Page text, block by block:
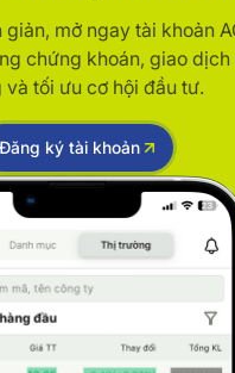
mở ngay tài khoản
chứng khoán, giao dịch
và tối ưu cơ hội đầu tư.
Đăng ký tài khoản